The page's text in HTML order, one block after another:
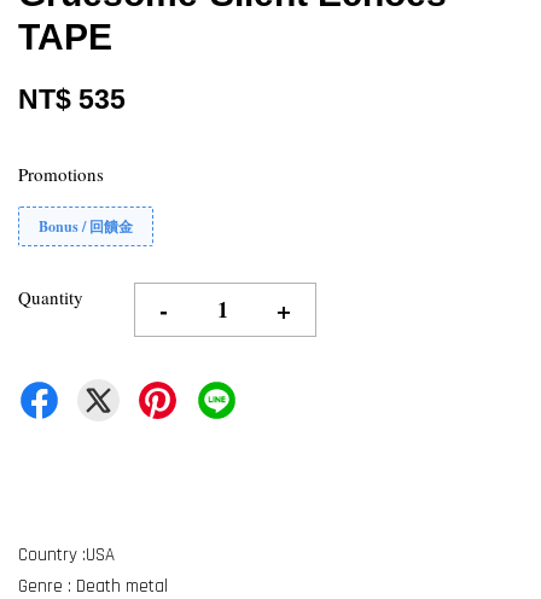
TAPE
NT$ 535
Promotions
Bonus / 回饋金
Quantity - +
Country :USA
Genre : Death metal